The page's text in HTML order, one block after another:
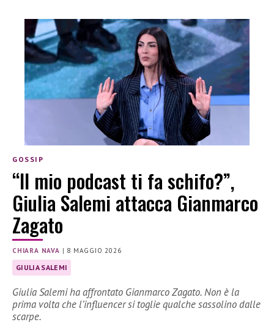
GOSSIP
“Il mio podcast ti fa schifo?”,
Giulia Salemi attacca Gianmarco
Zagato
CHIARA NAVA | 8 MAGGIO 2026
GIULIA SALEMI
Giulia Salemi ha affrontato Gianmarco Zagato. Non è la
prima volta che l’influencer si toglie qualche sassolino dalle
scarpe.